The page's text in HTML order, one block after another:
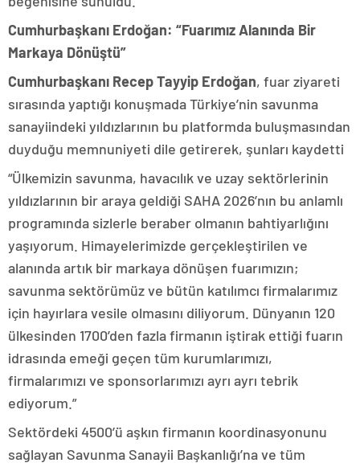
Cumhurbaşkanı Erdoğan: “Fuarımız Alanında Bir
Markaya Dönüştü”
Cumhurbaşkanı Recep Tayyip Erdoğan, fuar ziyareti
sırasında yaptığı konuşmada Türkiye’nin savunma
sanayiindeki yıldızlarının bu platformda buluşmasından
duyduğu memnuniyeti dile getirerek, şunları kaydetti
“Ülkemizin savunma, havacılık ve uzay sektörlerinin
yıldızlarının bir araya geldiği SAHA 2026’nın bu anlamlı
programında sizlerle beraber olmanın bahtiyarlığını
yaşıyorum. Himayelerimizde gerçekleştirilen ve
alanında artık bir markaya dönüşen fuarımızın;
savunma sektörümüz ve bütün katılımcı firmalarımız
için hayırlara vesile olmasını diliyorum. Dünyanın 120
ülkesinden 1700’den fazla firmanın iştirak ettiği fuarın
idrasında emeği geçen tüm kurumlarımızı,
firmalarımızı ve sponsorlarımızı ayrı ayrı tebrik
ediyorum.”
Sektördeki 4500’ü aşkın firmanın koordinasyonunu
sağlayan Savunma Sanayii Başkanlığı’na ve tüm